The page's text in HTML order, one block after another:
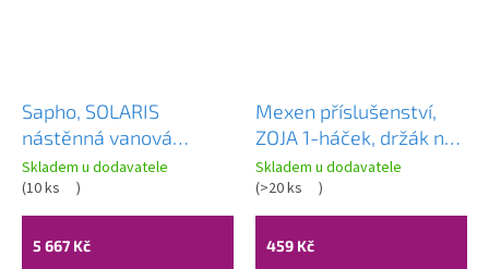
Sapho, SOLARIS
nástěnná vanová
baterie, chrom, WD010
Skladem u dodavatele
(10 ks )
5 667 Kč
Mexen příslušenství,
ZOJA 1-háček, držák na
ručník, chromová,
7019135-00
Skladem u dodavatele
(>20 ks )
459 Kč